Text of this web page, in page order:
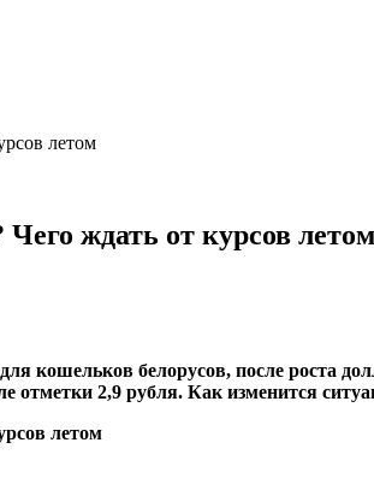
летом
ждать от курсов летом
кошельков белорусов, после роста
отметки 2,9 рубля. Как изменится